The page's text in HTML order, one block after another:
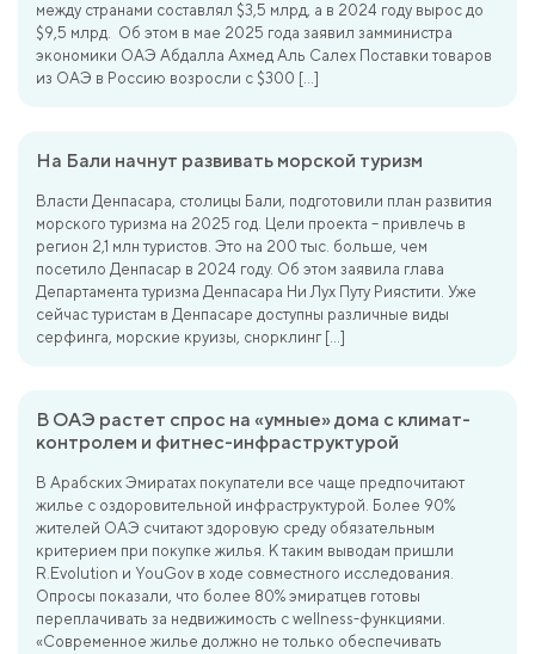
между странами составлял $3,5 млрд, а в 2024 году вырос до
$9,5 млрд. Об этом в мае 2025 года заявил замминистра
экономики ОАЭ Абдалла Ахмед Аль Салех Поставки товаров
из ОАЭ в Россию возросли с $300 […]
На Бали начнут развивать морской туризм
Власти Денпасара, столицы Бали, подготовили план развития
морского туризма на 2025 год. Цели проекта – привлечь в
регион 2,1 млн туристов. Это на 200 тыс. больше, чем
посетило Денпасар в 2024 году. Об этом заявила глава
Департамента туризма Денпасара Ни Лух Путу Риястити. Уже
сейчас туристам в Денпасаре доступны различные виды
серфинга, морские круизы, снорклинг […]
В ОАЭ растет спрос на «умные» дома с климат-
контролем и фитнес-инфраструктурой
В Арабских Эмиратах покупатели все чаще предпочитают
жилье с оздоровительной инфраструктурой. Более 90%
жителей ОАЭ считают здоровую среду обязательным
критерием при покупке жилья. К таким выводам пришли
R.Evolution и YouGov в ходе совместного исследования.
Опросы показали, что более 80% эмиратцев готовы
переплачивать за недвижимость с wellness-функциями.
«Современное жилье должно не только обеспечивать